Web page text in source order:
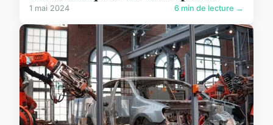
1 mai 2024 6 min de lecture →